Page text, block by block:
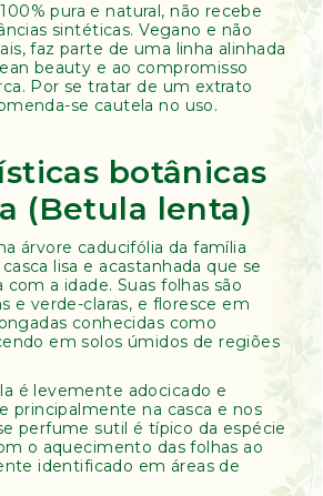
pura e natural, não recebe
sintéticas. Vegano e não
faz parte de uma linha alinhada
beauty e ao compromisso
Por se tratar de um extrato
se cautela no uso.
botânicas
(Betula lenta)
árvore caducifólia da família
lisa e acastanhada que se
a idade. Suas folhas são
e verde-claras, e floresce em
conhecidas como
em solos úmidos de regiões
é levemente adocicado e
principalmente na casca e nos
perfume sutil é típico da espécie
o aquecimento das folhas ao
identificado em áreas de